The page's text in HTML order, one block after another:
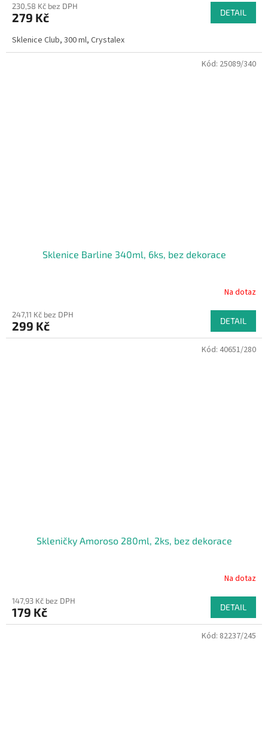
230,58 Kč bez DPH
279 Kč DETAIL
Sklenice Club, 300 ml, Crystalex
Sklenice Barline 340ml, 6ks, bez dekorace
Na dotaz
247,11 Kč bez DPH
299 Kč DETAIL
Kód: 25089/340
Skleničky Amoroso 280ml, 2ks, bez dekorace
Na dotaz
147,93 Kč bez DPH
179 Kč DETAIL
Kód: 40651/280
Kód: 82237/245